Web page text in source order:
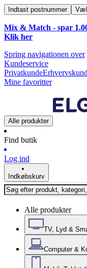
Indtast postnummer
Mix & Match - spar
Klik her
Spring navigationen over
Kundeservice
Privatkunde
Mine favoritter
Alle produkter
Find butik
Log ind
Indkøbskurv
Alle produkter
TV, Lyd &
Computer &